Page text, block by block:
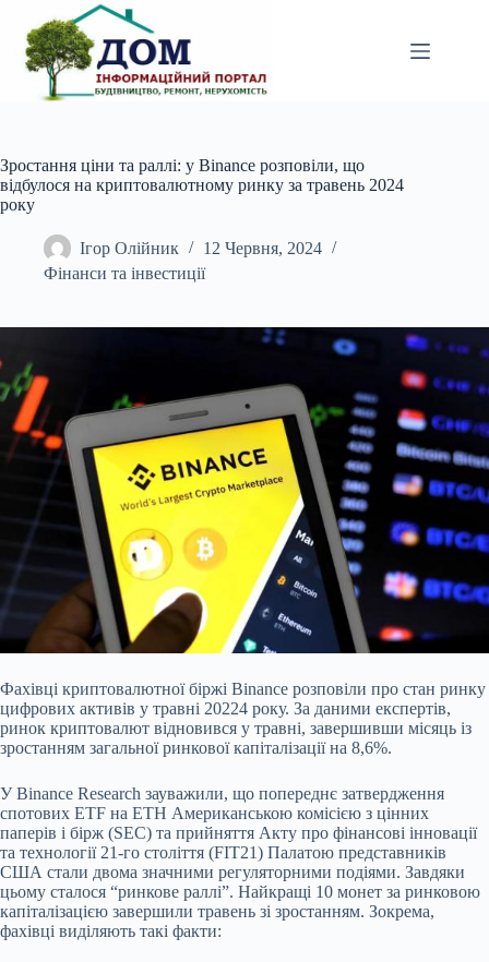
вмісту
Зростання ціни та раллі: у Binance розповіли, що
відбулося на криптовалютному ринку за травень 2024
року
Ігор Олійник
12 Червня, 2024
Фінанси та інвестиції
Фахівці криптовалютної біржі Binance розповіли про стан ринку
цифрових активів у травні 20224 року. За даними експертів,
ринок криптовалют відновився у травні, завершивши місяць із
зростанням загальної ринкової капіталізації на 8,6%.
У Binance Research зауважили, що попереднє затвердження
спотових ETF на ETH Американською комісією з цінних
паперів і бірж (SEC) та прийняття Акту про фінансові інновації
та технології 21-го століття (FIT21) Палатою представників
США стали двома значними регуляторними подіями. Завдяки
цьому сталося “ринкове раллі”. Найкращі 10 монет за ринковою
капіталізацією завершили травень зі зростанням. Зокрема,
фахівці виділяють такі факти: